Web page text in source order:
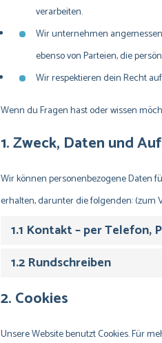
verarbeiten.
Wir unternehmen
ebenso von Parteien, die
Wir respektieren dein Recht
Wenn du Fragen hast oder wissen
1. Zweck, Daten und
Wir können personenbezogene Daten
erhalten, darunter die folgenden: (zum
1.1 Kontakt – per
1.2 Rundschreiben
2. Cookies
Unsere Website benutzt Cookies. Für